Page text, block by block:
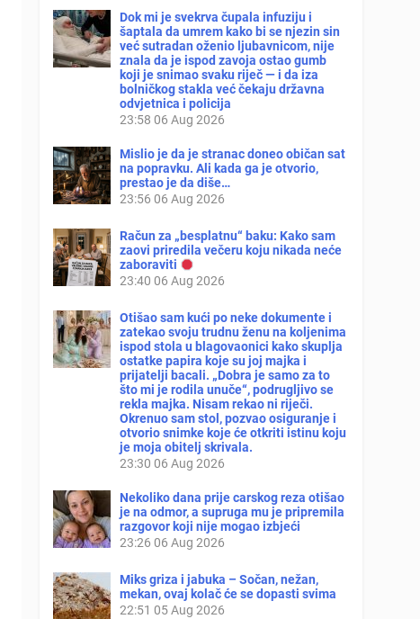
Dok mi je svekrva čupala infuziju i
šaptala da umrem kako bi se njezin sin
već sutradan oženio ljubavnicom, nije
znala da je ispod zavoja ostao gumb
koji je snimao svaku riječ — i da iza
bolničkog stakla već čekaju državna
odvjetnica i policija
23:58 06 Aug 2026
Mislio je da je stranac doneo običan sat
na popravku. Ali kada ga je otvorio,
prestao je da diše…
23:56 06 Aug 2026
Račun za „besplatnu“ baku: Kako sam
zaovi priredila večeru koju nikada neće
zaboraviti
23:40 06 Aug 2026
Otišao sam kući po neke dokumente i
zatekao svoju trudnu ženu na koljenima
ispod stola u blagovaonici kako skuplja
ostatke papira koje su joj majka i
prijatelji bacali. „Dobra je samo za to
što mi je rodila unuče“, podrugljivo se
rekla majka. Nisam rekao ni riječi.
Okrenuo sam stol, pozvao osiguranje i
otvorio snimke koje će otkriti istinu koju
je moja obitelj skrivala.
23:30 06 Aug 2026
Nekoliko dana prije carskog reza otišao
je na odmor, a supruga mu je pripremila
razgovor koji nije mogao izbjeći
23:26 06 Aug 2026
Miks griza i jabuka – Sočan, nežan,
mekan, ovaj kolač će se dopasti svima
22:51 05 Aug 2026